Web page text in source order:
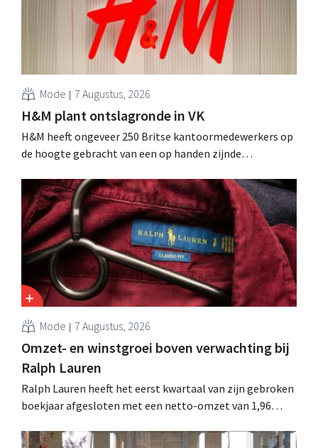
Mode 7 Augustus, 2026
H&M plant ontslagronde in VK
H&M heeft ongeveer 250 Britse kantoormedewerkers op
de hoogte gebracht van een op handen zijnde
sanering volgt op eerdere ingrepen in Nederland, België
en Spanje waarbij al honderden jobs verloren gingen.
Mode 7 Augustus, 2026
Omzet- en winstgroei boven verwachting bij
Ralph Lauren
Ralph Lauren heeft het eerst kwartaal van zijn gebroken
boekjaar afgesloten met een netto-omzet van 1,96
is dan een jaar eerder. Na die beter dan verwachte start